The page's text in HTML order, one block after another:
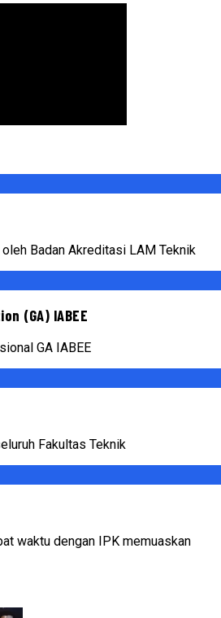
Badan Akreditasi LAM Teknik
(GA) IABEE
GA IABEE
Fakultas Teknik
waktu dengan IPK memuaskan